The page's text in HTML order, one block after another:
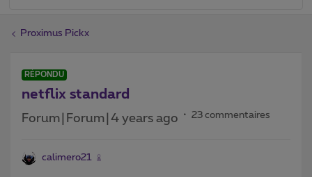
Proximus Pickx
RÉPONDU
netflix standard
Forum|Forum|4 years ago 23 commentaires
calimero21